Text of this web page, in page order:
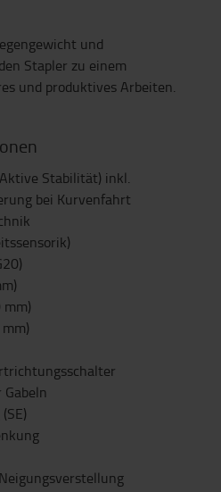
und
Stapler zu einem
und produktives Arbeiten.
Stabilität) inkl.
bei Kurvenfahrt
mm)